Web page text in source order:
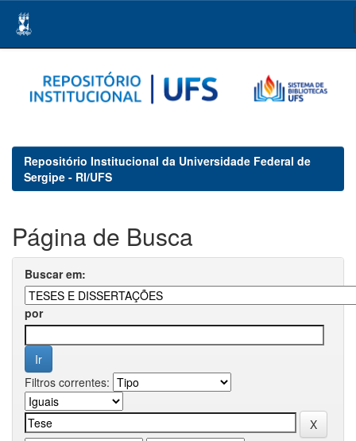
navigation
Repositório Institucional da Universidade Federal de
Sergipe - RI/UFS
Página de Busca
Buscar em:
por
Filtros correntes: